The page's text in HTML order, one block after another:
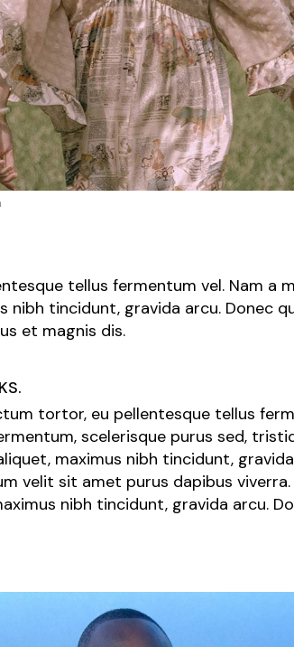
tellus fermentum vel. Nam a
tincidunt, gravida arcu. Donec
et magnis dis.
tortor, eu pellentesque tellus
scelerisque purus sed,
maximus nibh tincidunt,
velit sit amet purus dapibus viverra.
nibh tincidunt, gravida arcu.